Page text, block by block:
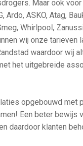
Maar ook
ASKO, Atag,
Whirlpool,
wij onze tarieven
waardoor wij
het uitgebreide
opgebouwd
Een beter
daardoor klanten